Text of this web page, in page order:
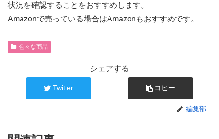
状況を確認することをおすすめします。
Amazonで売っている場合はAmazonもおすすめです。
色々な商品
シェアする
Twitter コピー
編集部